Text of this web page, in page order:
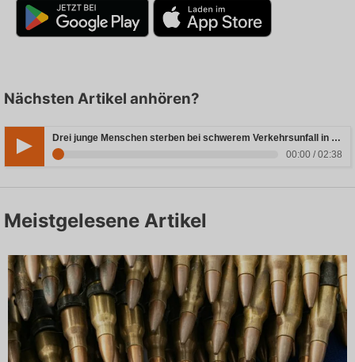
Nächsten Artikel anhören?
Drei junge Menschen sterben bei schwerem Verkehrsunfall in Rheinland-Pfalz
00:00 / 02:38
Meistgelesene Artikel